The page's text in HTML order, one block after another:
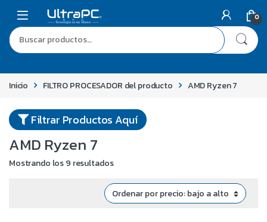
0
Inicio FILTRO PROCESADOR del producto AMD Ryzen 7
Filtrar Productos Aquí
AMD Ryzen 7
Mostrando los 9 resultados